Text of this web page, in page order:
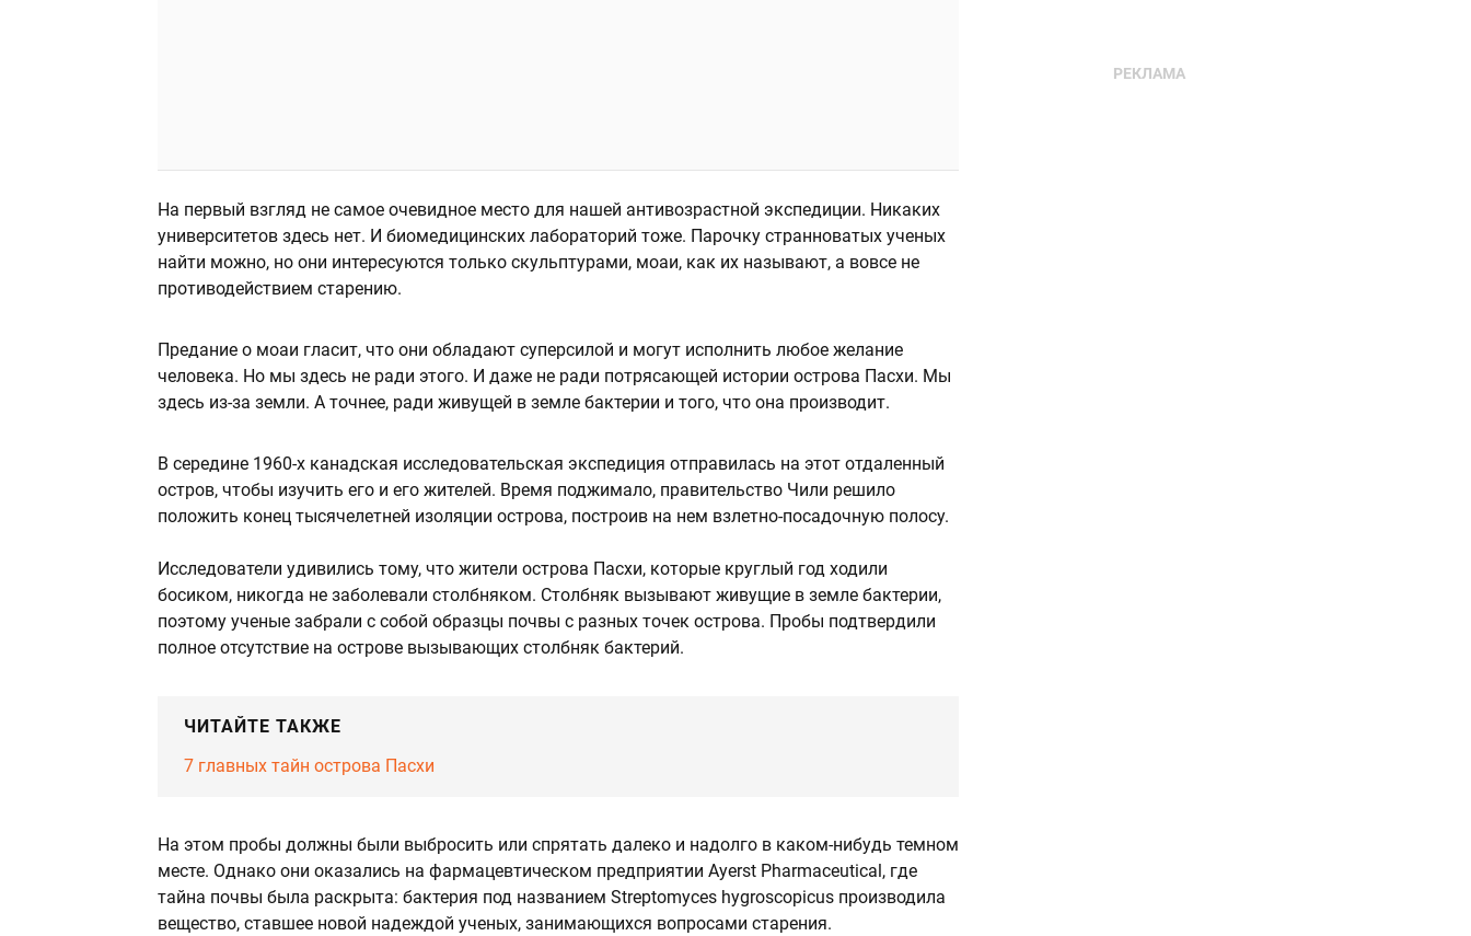
На первый взгляд не самое очевидное место для нашей антивозрастной экспедиции. Никаких
университетов здесь нет. И биомедицинских лабораторий тоже. Парочку странноватых ученых
найти можно, но они интересуются только скульптурами, моаи, как их называют, а вовсе не
противодействием старению.
Предание о моаи гласит, что они обладают суперсилой и могут исполнить любое желание
человека. Но мы здесь не ради этого. И даже не ради потрясающей истории острова Пасхи. Мы
здесь из-за земли. А точнее, ради живущей в земле бактерии и того, что она производит.
В середине 1960-х канадская исследовательская экспедиция отправилась на этот отдаленный
остров, чтобы изучить его и его жителей. Время поджимало, правительство Чили решило
положить конец тысячелетней изоляции острова, построив на нем взлетно-посадочную полосу.
Исследователи удивились тому, что жители острова Пасхи, которые круглый год ходили
босиком, никогда не заболевали столбняком. Столбняк вызывают живущие в земле бактерии,
поэтому ученые забрали с собой образцы почвы с разных точек острова. Пробы подтвердили
полное отсутствие на острове вызывающих столбняк бактерий.
ЧИТАЙТЕ ТАКЖЕ
7 главных тайн острова Пасхи
На этом пробы должны были выбросить или спрятать далеко и надолго в каком-нибудь темном
месте. Однако они оказались на фармацевтическом предприятии Ayerst Pharmaceutical, где
тайна почвы была раскрыта: бактерия под названием Streptomyces hygroscopicus производила
вещество, ставшее новой надеждой ученых, занимающихся вопросами старения.